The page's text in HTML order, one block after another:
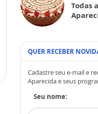
Todas
QUER RECEBER
Cadastre seu e-mail e
Aparecida e seus
Seu nome: